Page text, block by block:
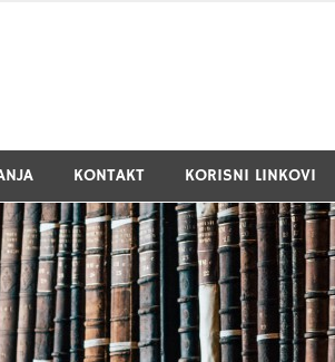
KONTAKT KORISNI LINKOVI